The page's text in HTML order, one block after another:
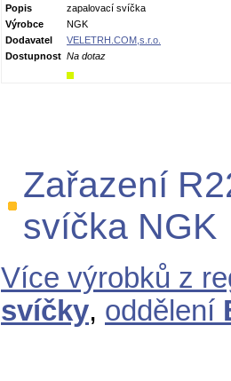
Popis
zapalovací svíčka
Výrobce
NGK
Dodavatel
VELETRH.COM,s.r.o.
Dostupnost Na dotaz
Zařazení
svíčka NGK
Více výrobků z
svíčky, oddělení